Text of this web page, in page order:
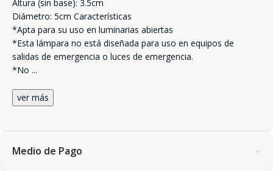
Altura (sin base): 3.5cm
Diámetro: 5cm Características
*Apta para su uso en luminarias abiertas
*Esta lámpara no está diseñada para uso en equipos de
salidas de emergencia o luces de emergencia.
*No ...
ver más
Medio de Pago